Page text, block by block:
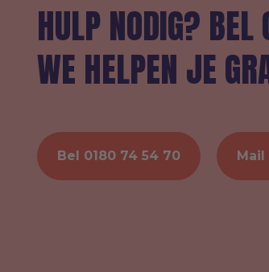
HULP NODIG?
WE HELPEN JE
Bel 0180 74 54 70 Mail